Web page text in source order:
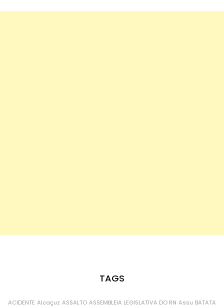
TAGS
ACIDENTE Alcaçuz ASSALTO ASSEMBLEIA LEGISLATIVA DO RN Assu BATATA